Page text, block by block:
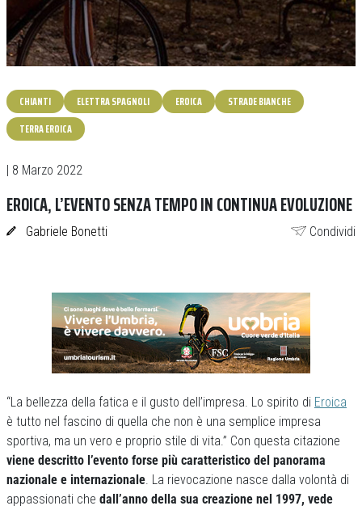
CHIANTI ELETTRA SPAGNOLI EROICA
STRADE BIANCHE
TERRA EROICA
| 8 Marzo 2022
EROICA, L’EVENTO SENZA TEMPO IN CONTINUA EVOLUZIONE
Gabriele Bonetti Condividi
“La bellezza della fatica e il gusto dell’impresa. Lo spirito di Eroica
è tutto nel fascino di quella che non è una semplice impresa
sportiva, ma un vero e proprio stile di vita.” Con questa citazione
viene descritto l’evento forse più caratteristico del panorama
nazionale e internazionale. La rievocazione nasce dalla volontà di
appassionati che dall’anno della sua creazione nel 1997, vede